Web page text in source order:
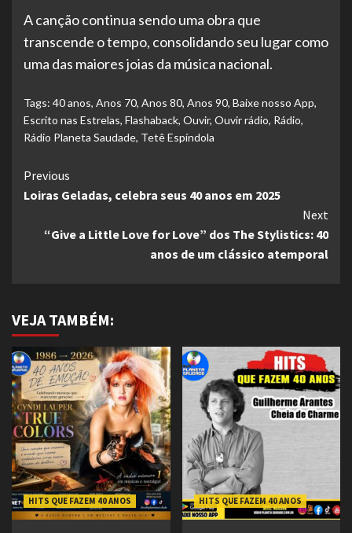
A canção continua sendo uma obra que
transcende o tempo, consolidando seu lugar como
uma das maiores joias da música nacional.
Tags: 40 anos, Anos 70, Anos 80, Anos 90, Baixe nosso App,
Escrito nas Estrelas, Flashaback, Ouvir, Ouvir rádio, Rádio,
Rádio Planeta Saudade, Tetê Espíndola
Continue
Reading
Previous
Loiras Geladas, celebra seus 40 anos em 2025
Next
“Give a Little Love for Love” dos The Stylistics: 40
anos de um clássico atemporal
VEJA TAMBÉM:
HITS QUE FAZEM 40 ANOS HITS QUE FAZEM 40 ANOS